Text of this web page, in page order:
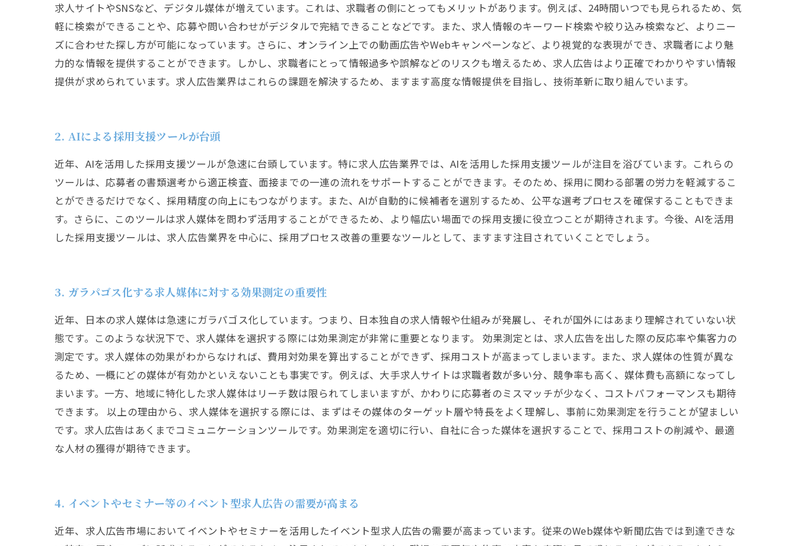
求人サイトやSNSなど、デジタル媒体が増えています。これは、求職者の側にとってもメリットがあります。例えば、24時間いつでも見られるため、気
軽に検索ができることや、応募や問い合わせがデジタルで完結できることなどです。また、求人情報のキーワード検索や絞り込み検索など、よりニー
ズに合わせた探し方が可能になっています。さらに、オンライン上での動画広告やWebキャンペーンなど、より視覚的な表現ができ、求職者により魅
力的な情報を提供することができます。しかし、求職者にとって情報過多や誤解などのリスクも増えるため、求人広告はより正確でわかりやすい情報
提供が求められています。求人広告業界はこれらの課題を解決するため、ますます高度な情報提供を目指し、技術革新に取り組んでいます。
2. AIによる採用支援ツールが台頭
近年、AIを活用した採用支援ツールが急速に台頭しています。特に求人広告業界では、AIを活用した採用支援ツールが注目を浴びています。これらの
ツールは、応募者の書類選考から適正検査、面接までの一連の流れをサポートすることができます。そのため、採用に関わる部署の労力を軽減するこ
とができるだけでなく、採用精度の向上にもつながります。また、AIが自動的に候補者を選別するため、公平な選考プロセスを確保することもできま
す。さらに、このツールは求人媒体を問わず活用することができるため、より幅広い場面での採用支援に役立つことが期待されます。今後、AIを活用
した採用支援ツールは、求人広告業界を中心に、採用プロセス改善の重要なツールとして、ますます注目されていくことでしょう。
3. ガラパゴス化する求人媒体に対する効果測定の重要性
近年、日本の求人媒体は急速にガラパゴス化しています。つまり、日本独自の求人情報や仕組みが発展し、それが国外にはあまり理解されていない状
態です。このような状況下で、求人媒体を選択する際には効果測定が非常に重要となります。 効果測定とは、求人広告を出した際の反応率や集客力の
測定です。求人媒体の効果がわからなければ、費用対効果を算出することができず、採用コストが高まってしまいます。また、求人媒体の性質が異な
るため、一概にどの媒体が有効かといえないことも事実です。例えば、大手求人サイトは求職者数が多い分、競争率も高く、媒体費も高額になってし
まいます。一方、地域に特化した求人媒体はリーチ数は限られてしまいますが、かわりに応募者のミスマッチが少なく、コストパフォーマンスも期待
できます。 以上の理由から、求人媒体を選択する際には、まずはその媒体のターゲット層や特長をよく理解し、事前に効果測定を行うことが望ましい
です。求人広告はあくまでコミュニケーションツールです。効果測定を適切に行い、自社に合った媒体を選択することで、採用コストの削減や、最適
な人材の獲得が期待できます。
4. イベントやセミナー等のイベント型求人広告の需要が高まる
近年、求人広告市場においてイベントやセミナーを活用したイベント型求人広告の需要が高まっています。従来のWeb媒体や新聞広告では到達できな